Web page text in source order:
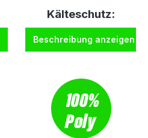
Kälteschutz:
Beschreibung anzeigen